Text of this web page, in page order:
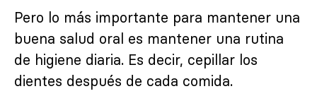
Pero lo más importante para mantener una
buena salud oral es mantener una rutina
de higiene diaria. Es decir, cepillar los
dientes después de cada comida.